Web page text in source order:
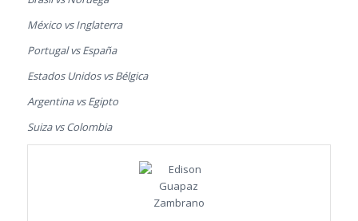
México vs Inglaterra
Portugal vs España
Estados Unidos vs Bélgica
Argentina vs Egipto
Suiza vs Colombia